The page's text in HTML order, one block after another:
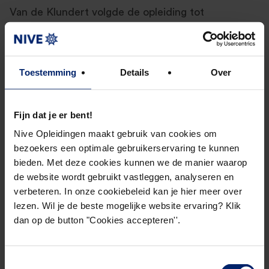
Toestemming Details Over
Fijn dat je er bent!
Nive Opleidingen maakt gebruik van cookies om
bezoekers een optimale gebruikerservaring te kunnen
bieden. Met deze cookies kunnen we de manier waarop
de website wordt gebruikt vastleggen, analyseren en
verbeteren. In onze cookiebeleid kan je hier meer over
lezen. Wil je de beste mogelijke website ervaring? Klik
dan op de button "Cookies accepteren''.
Van de Klundert volgde de opleiding tot
Professional Controller naast zijn fulltime baan,
maar vond dat goed te doen. “Ik vond de tijd die ik
de praktijkcasussen maakt de combinatie van
doen, dan is het makkelijker om er tijd aan te
spenderen. Dat de opleiding goed te doen is, zie je
ook terug aan het hoge slagingspercentage van de
opleiding.”
Meer dan cijfertjes